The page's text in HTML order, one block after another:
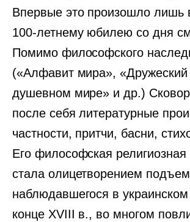
Впервые это произошло лишь
100-летнему юбилею со дня
Помимо философского
(«Алфавит мира», «Дружеский
душевном мире» и др.)
после себя литературные
частности, притчи, басни,
Его философская
стала олицетворением
наблюдавшегося в
конце XVIII в., во многом